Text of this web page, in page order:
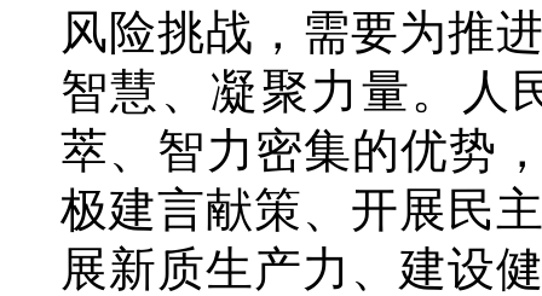
风险挑战，需要为推
智慧、凝聚力量。人
萃、智力密集的优势
极建言献策、开展民
展新质生产力、建设